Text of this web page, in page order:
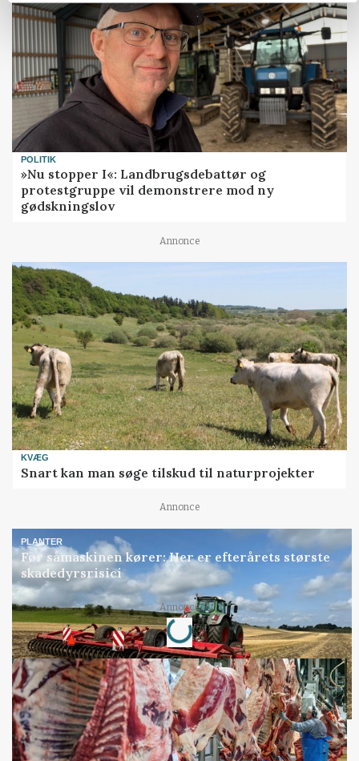
POLITIK
»Nu stopper I«: Landbrugsdebattør og
protestgruppe vil demonstrere mod ny
gødskningslov
Annonce
KVÆG
Snart kan man søge tilskud til naturprojekter
Annonce
PLANTER
Før såmaskinen kører: Her er efterårets største
skadedyrsrisici
Annonce
Loading...